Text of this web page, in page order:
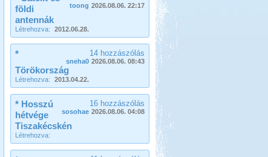
toong 2026.08.06. 22:17
földi
antennák
Létrehozva: 2012.06.28.
14 hozzászólás
sneha0 2026.08.06. 08:43
*
Törökország
Létrehozva: 2013.04.22.
16 hozzászólás
sosohae 2026.08.06. 04:08
* Hosszú
hétvége
Tiszakécskén
Létrehozva: